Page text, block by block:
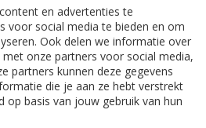
en advertenties te
voor social media te bieden en om
Ook delen we informatie over
onze partners voor social media,
partners kunnen deze gegevens
die je aan ze hebt verstrekt
op basis van jouw gebruik van hun
jaar garantie